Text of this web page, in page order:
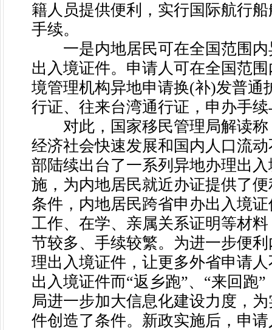
籍人员提供便利，实行国际航行
手续。
一是内地居民可在全国范围内
出入境证件。申请人可在全国范
境管理机构异地申请换(补)发普通
行证、往来台湾通行证，申办手
对此，国家移民管理局解读称
经济社会快速发展和国内人口流
部陆续出台了一系列异地办理出
施，为内地居民就近办证提供了
条件，内地居民跨省申办出入境
工作、在学、亲属关系证明等材
节较多、手续较繁。为进一步便
理出入境证件，让更多外省申请
出入境证件而“返乡跑”、“来回跑
局进一步加大信息化建设力度，
件创造了条件。新政实施后，申